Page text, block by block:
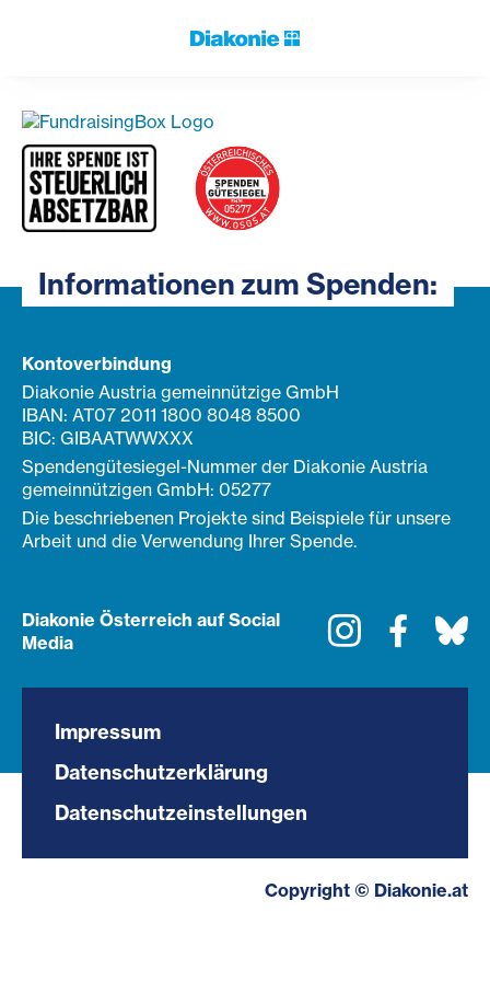
Informationen zum Spenden:
Kontoverbindung
Diakonie Austria gemeinnützige GmbH
IBAN: AT07 2011 1800 8048 8500
BIC: GIBAATWWXXX
Spendengütesiegel-Nummer der Diakonie Austria
gemeinnützigen GmbH: 05277
Die beschriebenen Projekte sind Beispiele für unsere
Arbeit und die Verwendung Ihrer Spende.
Diakonie Österreich auf Social
Media
Instagram
Impressum
Datenschutzerklärung
Datenschutzeinstellungen
Copyright © Diakonie.at